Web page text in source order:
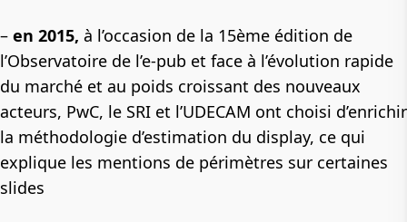
– en 2015, à l’occasion de la 15ème édition de
l’Observatoire de l’e-pub et face à l’évolution rapide
du marché et au poids croissant des nouveaux
acteurs, PwC, le SRI et l’UDECAM ont choisi d’enrichir
la méthodologie d’estimation du display, ce qui
explique les mentions de périmètres sur certaines
slides